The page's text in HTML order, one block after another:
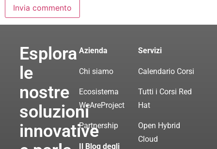
Esplora
le
nostre
soluzioni
innovative
Azienda
Chi siamo
Ecosistema
WeAreProject
Partnership
Il Blog degli
Servizi
Calendario Corsi
Tutti i Corsi Red
Hat
Open Hybrid
Cloud